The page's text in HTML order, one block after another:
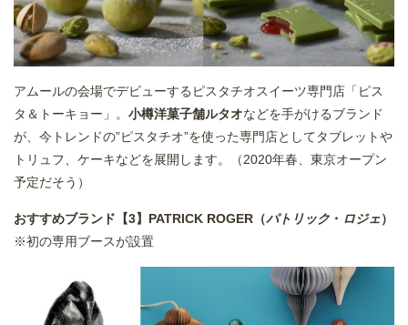
アムールの会場でデビューするピスタチオスイーツ専門店「ピス
タ＆トーキョー」。 小樽洋菓子舗ルタオなどを手がけるブランド
が、今トレンドの”ピスタチオ”を使った専門店としてタブレットや
トリュフ、ケーキなどを展開します。（2020年春、東京オープン
予定だそう）
おすすめブランド【3】PATRICK ROGER（パトリック ・ ロジェ）
※初の専用ブースが設置